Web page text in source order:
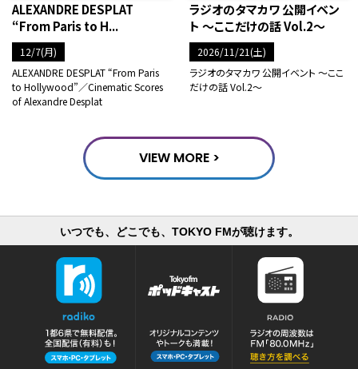
ALEXANDRE DESPLAT
“From Paris to H...
12/7(月)
ALEXANDRE DESPLAT “From Paris
to Hollywood”／Cinematic Scores
of Alexandre Desplat
ラジオのタマカワ 公開イベン
ト ～ここだけの話 Vol.2～
2026/11/21(土)
ラジオのタマカワ 公開イベント ～ここ
だけの話 Vol.2～
VIEW MORE >
いつでも、どこでも、TOKYO FMが聴けます。